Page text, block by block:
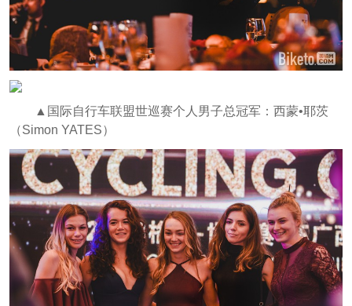
▲国际自行车联盟世巡赛个人男子总冠军：西蒙•耶茨
（Simon YATES）